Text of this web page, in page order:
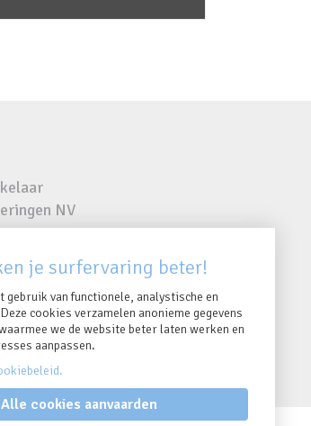
NV
je surfervaring beter!
gebruik van functionele, analystische en
cookies verzamelen anonieme gegevens
we de website beter laten werken en
aanpassen.
Alle cookies aanvaarden